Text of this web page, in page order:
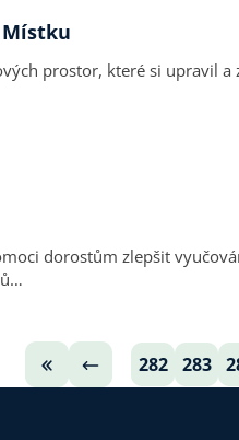
prostor, které si upravil
dorostům zlepšit
282 283